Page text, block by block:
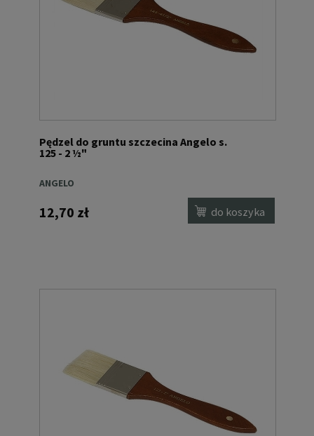
Pędzel do gruntu szczecina Angelo s.
125 - 2 ½"
ANGELO
12,70 zł do koszyka